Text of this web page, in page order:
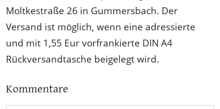
Moltkestraße 26 in Gummersbach. Der
Versand ist möglich, wenn eine adressierte
und mit 1,55 Eur vorfrankierte DIN A4
Rückversandtasche beigelegt wird.
Kommentare